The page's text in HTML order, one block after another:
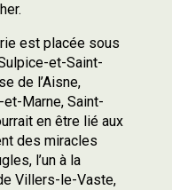
est placée sous
et-Saint-
de l’Aisne,
Marne, Saint-
en être lié aux
des miracles
l’un à la
Villers-le-Vaste,